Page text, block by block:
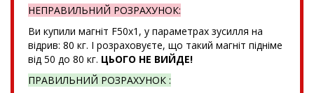
НЕПРАВИЛЬНИЙ РОЗРАХУНОК:
Ви купили магніт F50x1, у параметрах зусилля на
відрив: 80 кг. І розраховуєте, що такий магніт підніме
від 50 до 80 кг. ЦЬОГО НЕ ВИЙДЕ!
ПРАВИЛЬНИЙ РОЗРАХУНОК :